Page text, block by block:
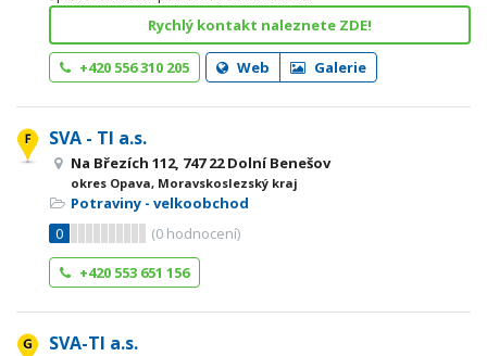
Rychlý kontakt naleznete ZDE!
+420 556 310 205 Web Galerie
SVA - TI a.s.
Na Březích 112, 747 22 Dolní Benešov
okres Opava, Moravskoslezský kraj
Potraviny - velkoobchod
0
(0 hodnocení)
+420 553 651 156
SVA-TI a.s.